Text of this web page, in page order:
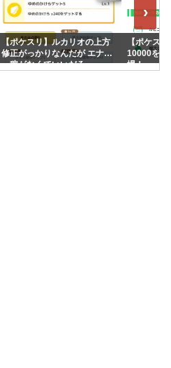
【ポケスリ】ルカリオの上方
修正がっかりなんだが エナジ
ー稼がなくていいだろ
【ポケス
10000を超
場！
›